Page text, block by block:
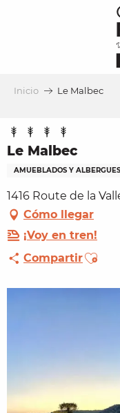
Inicio Le Malbec
Le Malbec
AMUEBLADOS Y ALBERGUES
1416 Route de la
Cómo llegar
¡Voy en tren!
Compartir